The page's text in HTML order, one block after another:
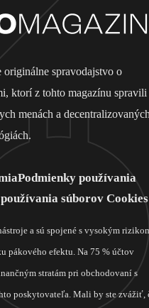
spravodajstvo o
ktorí z tohto magazínu spravili
menách a
Podmienky používania
súborov Cookies
a sú spojené s vysokým
pákového efektu. Na 75 % účtov
stratám pri obchodovaní s
poskytovateľa. Mali by ste zvážiť,